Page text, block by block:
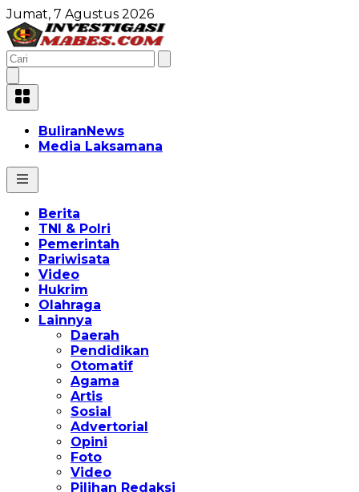
Jumat, 7 Agustus 2026
BuliranNews
Media Laksamana
Berita
TNI & Polri
Pemerintah
Pariwisata
Video
Hukrim
Olahraga
Lainnya
Daerah
Pendidikan
Otomatif
Agama
Artis
Sosial
Advertorial
Opini
Foto
Video
Pilihan Redaksi